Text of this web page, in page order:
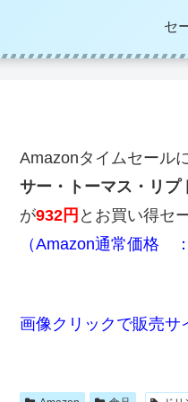
セ
Amazonタイムセール
サー・トーマス・リプ
が932 円 とお買い得セ
（Amazon通常価格
画像クリックで販売サ